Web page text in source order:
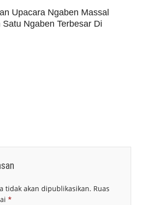
Upacara Ngaben Massal
Ngaben Terbesar Di
tidak akan dipublikasikan. Ruas
*